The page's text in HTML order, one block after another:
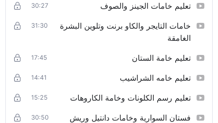
تعليم خامات الجينز والصوف 30:27
خامات التايجر والكاو برنت وتلوين البشرة
الغامقة
31:30
تعليم خامة الستان 17:45
تعليم خامه الشراشيب 14:41
تعليم رسم الكلونات وخامة الكاروهات 15:25
فستان السوارية وخامات دانتيل وريش 30:50